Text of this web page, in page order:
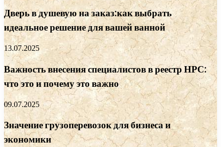
Дверь в душевую на заказ:как выбрать
идеальное решение для вашей ванной
13.07.2025
Важность внесения специалистов в реестр НРС:
что это и почему это важно
09.07.2025
Значение грузоперевозок для бизнеса и
экономики